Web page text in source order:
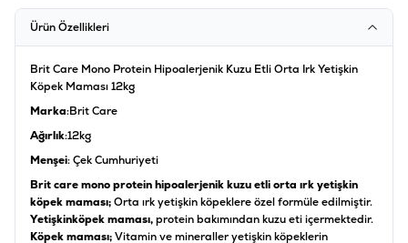
Ürün Özellikleri
Brit Care Mono Protein Hipoalerjenik Kuzu Etli Orta Irk Yetişkin
Köpek Maması 12kg
Marka:Brit Care
Ağırlık:12kg
Menşei: Çek Cumhuriyeti
Brit care mono protein hipoalerjenik kuzu etli orta ırk yetişkin
köpek maması;Orta ırk yetişkin köpeklere özel formüle edilmiştir.
Yetişkinköpek maması,protein bakımından kuzu eti içermektedir.
Köpek maması;Vitamin ve mineraller yetişkin köpeklerin